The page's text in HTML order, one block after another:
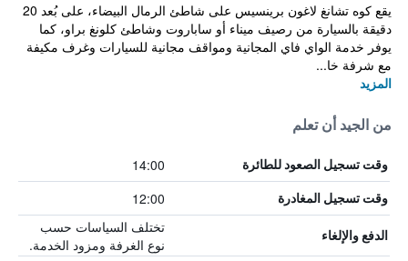
يقع كوه تشانغ لاغون برينسيس على شاطئ الرمال البيضاء، على بُعد 20
دقيقة بالسيارة من رصيف ميناء أو ساباروت وشاطئ كلونغ براو، كما
يوفر خدمة الواي فاي المجانية ومواقف مجانية للسيارات وغرف مكيفة
مع شرفة خا...
المزيد
من الجيد أن تعلم
وقت تسجيل الصعود للطائرة 14:00
وقت تسجيل المغادرة 12:00
الدفع والإلغاء
تختلف السياسات حسب
نوع الغرفة ومزود الخدمة.